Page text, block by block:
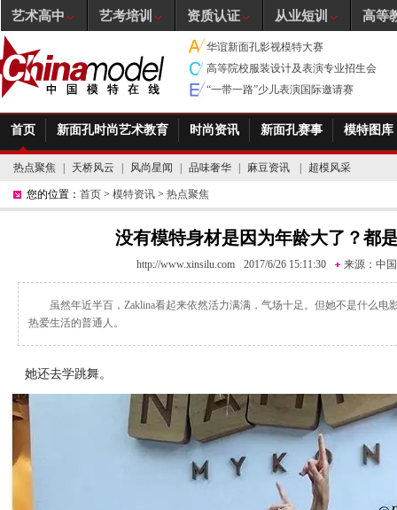
华谊新面孔影视模特大赛
高等院校服装设计及表演专业招生会
“一带一路”少儿表演国际邀请赛
首页 新面孔时尚艺术教育 时尚资讯 新面孔赛事 模特图库
热点聚焦 天桥风云 风尚星闻 品味奢华 麻豆资讯 超模风采
您的位置： 首页 > 模特资讯 > 热点聚焦
没有模特身材是因为年龄大了？
http://www.xinsilu.com 2017/6/26 15:11:30 来源： 中
虽然年近半百，Zaklina看起来依然活力满满，气场十足。但她不是什么电
热爱生活的普通人。
她还去学跳舞。
艺术高中 艺考培训 资质认证 从业短训 高等